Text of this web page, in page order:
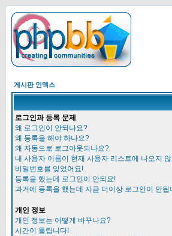
게시판 인덱스
로그인과 등록 문제
왜 로그인이 안되나요?
왜 등록을 해야 하나요?
왜 자동으로 로그아웃되나요?
내 사용자 이름이 현재 사용자 리스트에 나오지
비밀번호를 잊었어요!
등록을 했는데 로그인이 안되요!
과거에 등록을 했는데 지금 더이상 로그인이 안됩
개인 정보
개인 정보는 어떻게 바꾸나요?
시간이 틀립니다!